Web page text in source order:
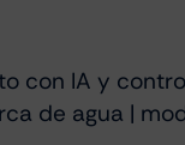
con IA y
de agua |